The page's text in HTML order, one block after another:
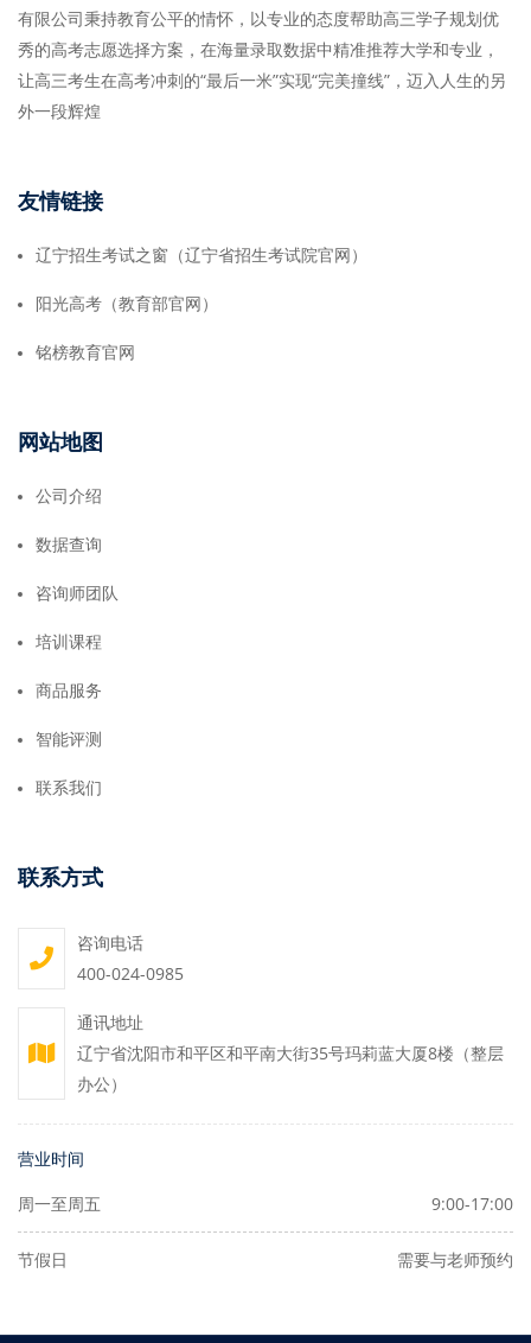
有限公司秉持教育公平的情怀，以专业的态度帮助高三学子规划优
秀的高考志愿选择方案，在海量录取数据中精准推荐大学和专业，
让高三考生在高考冲刺的“最后一米”实现“完美撞线”，迈入人生的另
外一段辉煌
友情链接
辽宁招生考试之窗（辽宁省招生考试院官网）
阳光高考（教育部官网）
铭榜教育官网
网站地图
公司介绍
数据查询
咨询师团队
培训课程
商品服务
智能评测
联系我们
联系方式
咨询电话
400-024-0985
通讯地址
辽宁省沈阳市和平区和平南大街35号玛莉蓝大厦8楼（整层
办公）
营业时间
周一至周五 9:00-17:00
节假日 需要与老师预约